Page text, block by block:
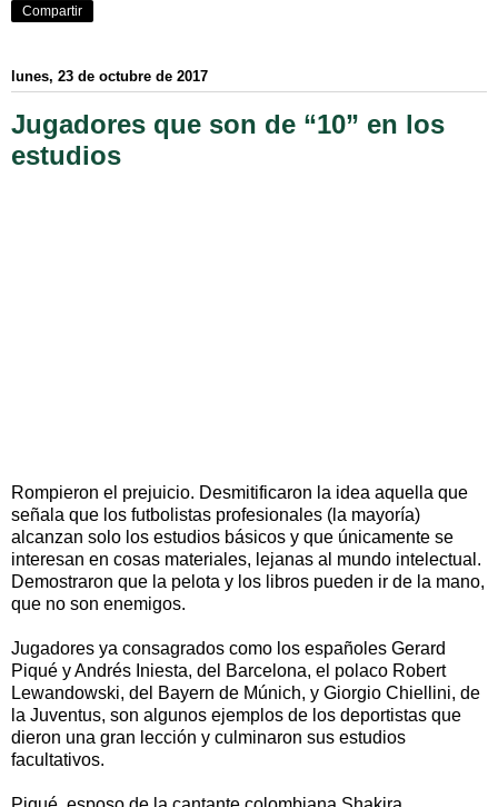
Compartir
lunes, 23 de octubre de 2017
Jugadores que son de “10” en los
estudios
Rompieron el prejuicio. Desmitificaron la idea aquella que
señala que los futbolistas profesionales (la mayoría)
alcanzan solo los estudios básicos y que únicamente se
interesan en cosas materiales, lejanas al mundo intelectual.
Demostraron que la pelota y los libros pueden ir de la mano,
que no son enemigos.
Jugadores ya consagrados como los españoles Gerard
Piqué y Andrés Iniesta, del Barcelona, el polaco Robert
Lewandowski, del Bayern de Múnich, y Giorgio Chiellini, de
la Juventus, son algunos ejemplos de los deportistas que
dieron una gran lección y culminaron sus estudios
facultativos.